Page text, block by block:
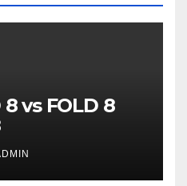
8 vs FOLD 8